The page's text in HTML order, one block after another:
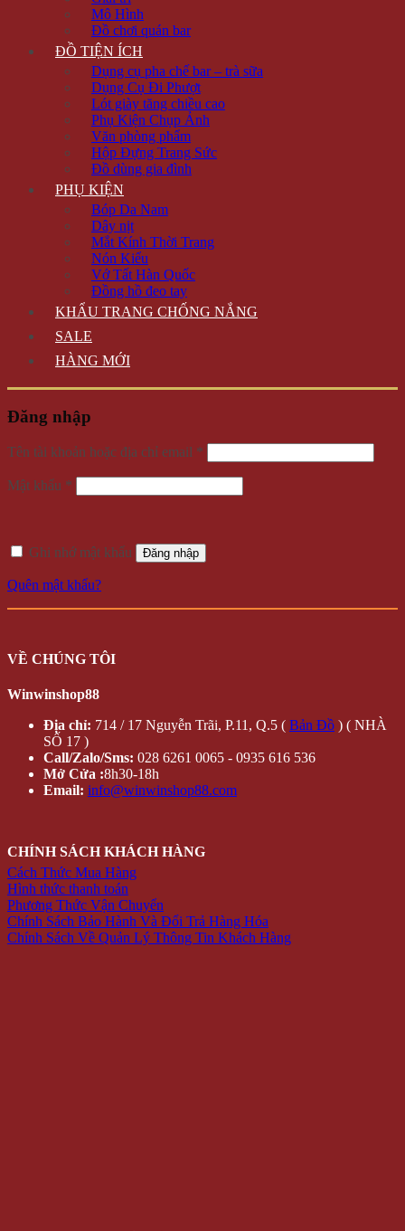
Mô Hình
Đồ chơi quán bar
ĐỒ TIỆN ÍCH
Dụng cụ pha chế bar – trà sữa
Dụng Cụ Đi Phượt
Lót giày tăng chiều cao
Phụ Kiện Chụp Ảnh
Văn phòng phẩm
Hộp Đựng Trang Sức
Đồ dùng gia đình
PHỤ KIỆN
Bóp Da Nam
Dây nịt
Mắt Kính Thời Trang
Nón Kiểu
Vớ Tất Hàn Quốc
Đồng hồ đeo tay
KHẨU TRANG CHỐNG NẮNG
SALE
HÀNG MỚI
Đăng nhập
Tên tài khoản hoặc địa chỉ email *
buộc
Mật khẩu *
buộc
Ghi nhớ mật khẩu Đăng nhập
Quên mật khẩu?
VỀ CHÚNG TÔI
Winwinshop88
Địa chỉ: 714 / 17 Nguyễn Trãi, P.11, Q.5 ( Bản Đồ ) ( NHÀ
SỐ 17 )
Call/Zalo/Sms: 028 6261 0065 - 0935 616 536
Mở Cửa :8h30-18h
Email: info@winwinshop88.com
CHÍNH SÁCH KHÁCH HÀNG
Cách Thức Mua Hàng
Hình thức thanh toán
Phương Thức Vận Chuyển
Chính Sách Bảo Hành Và Đổi Trả Hàng Hóa
Chính Sách Về Quản Lý Thông Tin Khách Hàng